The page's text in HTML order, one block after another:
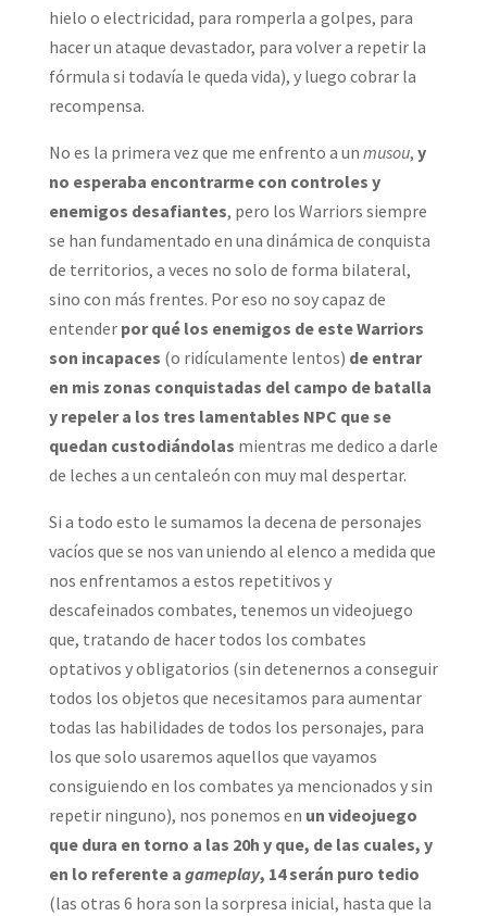
hielo o electricidad, para romperla a golpes, para
hacer un ataque devastador, para volver a repetir la
fórmula si todavía le queda vida), y luego cobrar la
recompensa.
No es la primera vez que me enfrento a un musou, y
no esperaba encontrarme con controles y
enemigos desafiantes, pero los Warriors siempre
se han fundamentado en una dinámica de conquista
de territorios, a veces no solo de forma bilateral,
sino con más frentes. Por eso no soy capaz de
entenderpor qué los enemigos de este Warriors
son incapaces (o ridículamente lentos) de entrar
en mis zonas conquistadas del campo de batalla
y repeler a los tres lamentables NPC que se
quedan custodiándolas mientras me dedico a darle
de leches a un centaleón con muy mal despertar.
Si a todo esto le sumamos la decena de personajes
vacíos que se nos van uniendo al elenco a medida que
nos enfrentamos a estos repetitivos y
descafeinados combates, tenemos un videojuego
que, tratando de hacer todos los combates
optativos y obligatorios (sin detenernos a conseguir
todos los objetos que necesitamos para aumentar
todas las habilidades de todos los personajes, para
los que solo usaremos aquellos que vayamos
consiguiendo en los combates ya mencionados y sin
repetir ninguno), nos ponemos en un videojuego
que dura en torno a las 20h y que, de las cuales, y
en lo referente a gameplay, 14 serán puro tedio
(las otras 6 hora son la sorpresa inicial, hasta que la